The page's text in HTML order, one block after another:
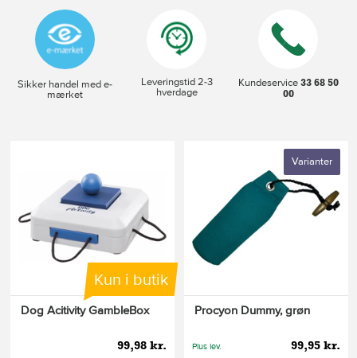
Sikker handel med e-
mærket
Leveringstid 2-3
hverdage
Kundeservice33 68 50
00
Kun i butik
Dog Acitivity GambleBox
99,98 kr.
Varianter
Procyon Dummy, grøn
99,95 kr.
Plus lev.